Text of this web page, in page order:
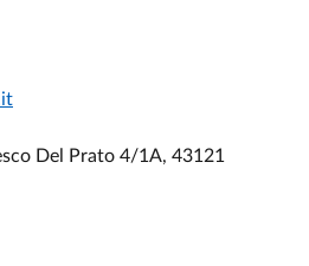
Del Prato 4/1A, 43121